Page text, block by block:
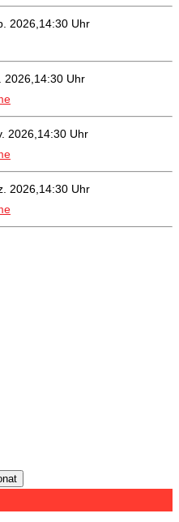
2026,14:30 Uhr
2026,14:30 Uhr
2026,14:30 Uhr
2026,14:30 Uhr